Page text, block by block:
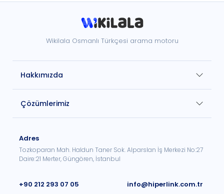
Wikilala Osmanlı Türkçesi arama motoru
Hakkımızda
Çözümlerimiz
Adres
Tozkoparan Mah. Haldun Taner Sok. Alparslan İş Merkezi No:27
Daire:21 Merter, Güngören, İstanbul
+90 212 293 07 05 info@hiperlink.com.tr